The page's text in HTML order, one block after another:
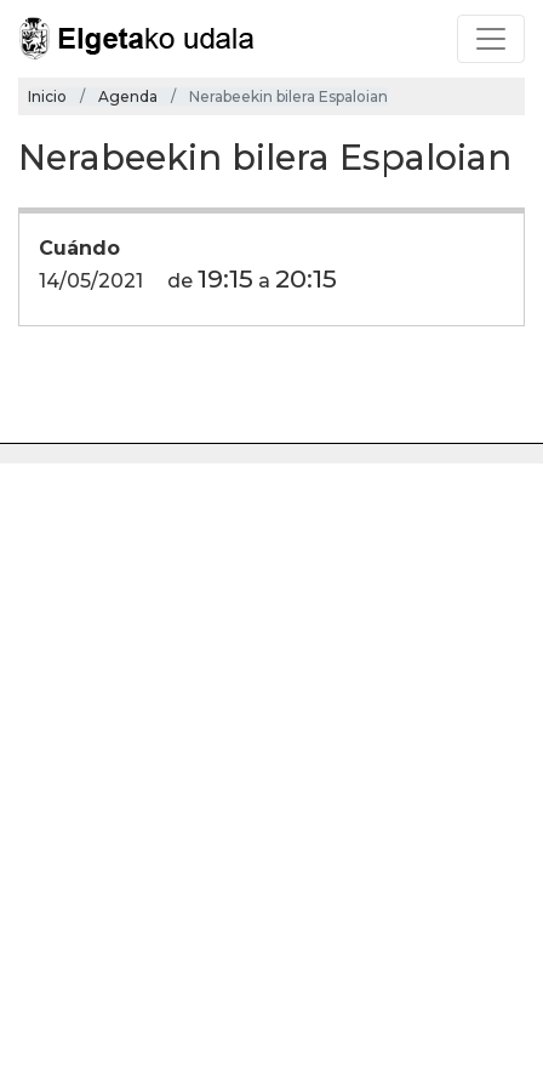
Inicio Agenda Nerabeekin bilera Espaloian
Nerabeekin bilera Espaloian
Cuándo
14/05/2021
de 19:15 a 20:15